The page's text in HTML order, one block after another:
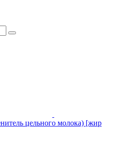
цельного молока) [жир